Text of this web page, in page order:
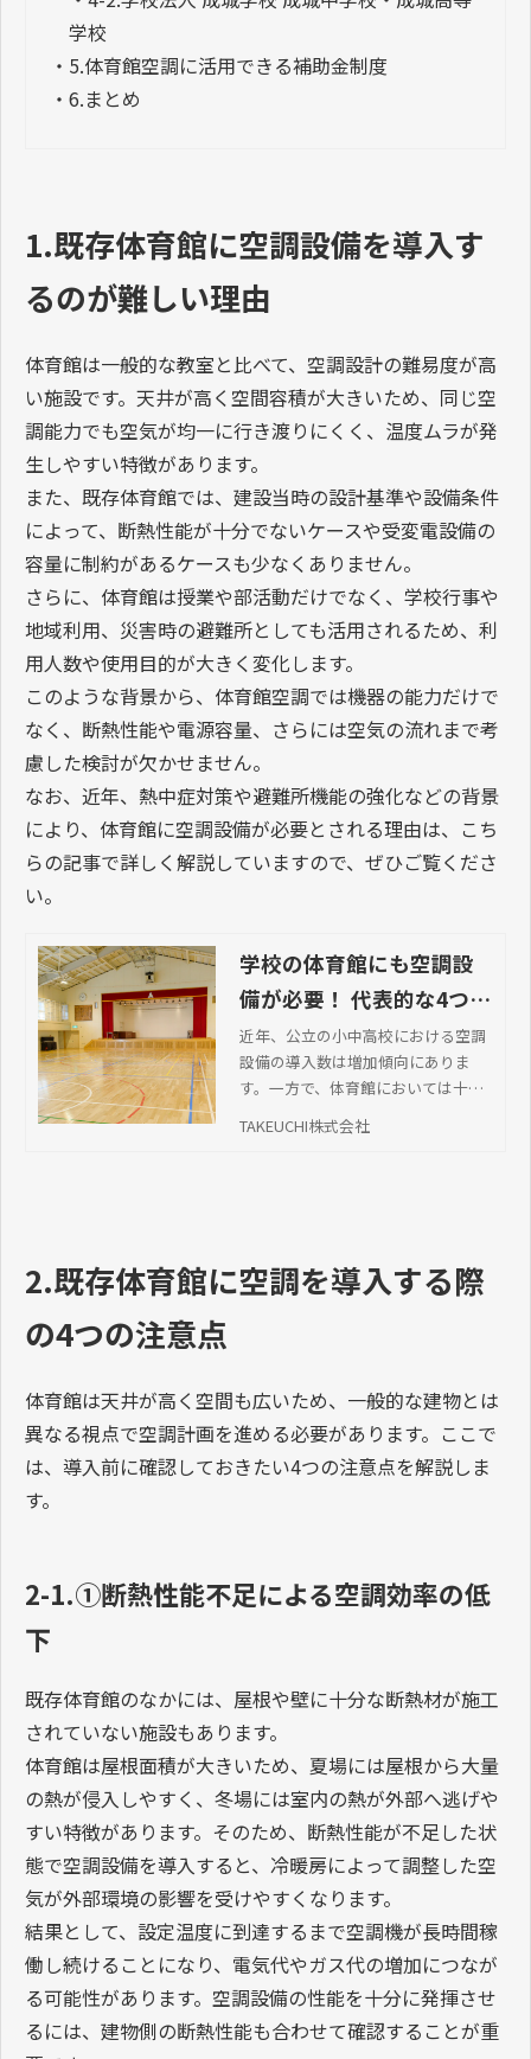
学校
・ 5.体育館空調に活用できる補助金制度
・ 6.まとめ
1.既存体育館に空調設備を導入す
るのが難しい理由
体育館は一般的な教室と比べて、空調設計の難易度が高
い施設です。天井が高く空間容積が大きいため、同じ空
調能力でも空気が均一に行き渡りにくく、温度ムラが発
生しやすい特徴があります。
また、既存体育館では、建設当時の設計基準や設備条件
によって、断熱性能が十分でないケースや受変電設備の
容量に制約があるケースも少なくありません。
さらに、体育館は授業や部活動だけでなく、学校行事や
地域利用、災害時の避難所としても活用されるため、利
用人数や使用目的が大きく変化します。
このような背景から、体育館空調では機器の能力だけで
なく、断熱性能や電源容量、さらには空気の流れまで考
慮した検討が欠かせません。
なお、近年、熱中症対策や避難所機能の強化などの背景
により、体育館に空調設備が必要とされる理由は、こち
らの記事で詳しく解説していますので、ぜひご覧くださ
い。
学校の体育館にも空調設
備が必要！ 代表的な4つの
種類と導入時のポイント
近年、公立の小中高校における空調
設備の導入数は増加傾向にありま
す。一方で、体育館においては十分
5.3％、高等学校で8.1％と設置率が
は、体育館で空調設備の設置が必要
とされる理由や代表的な種類、導入
TAKEUCHI株式会社
2.既存体育館に空調を導入する際
の4つの注意点
体育館は天井が高く空間も広いため、一般的な建物とは
異なる視点で空調計画を進める必要があります。ここで
は、導入前に確認しておきたい4つの注意点を解説しま
す。
2-1.①断熱性能不足による空調効率の低
下
既存体育館のなかには、屋根や壁に十分な断熱材が施工
されていない施設もあります。
体育館は屋根面積が大きいため、夏場には屋根から大量
の熱が侵入しやすく、冬場には室内の熱が外部へ逃げや
すい特徴があります。そのため、断熱性能が不足した状
態で空調設備を導入すると、冷暖房によって調整した空
気が外部環境の影響を受けやすくなります。
結果として、設定温度に到達するまで空調機が長時間稼
働し続けることになり、電気代やガス代の増加につなが
る可能性があります。空調設備の性能を十分に発揮させ
るには、建物側の断熱性能も合わせて確認することが重